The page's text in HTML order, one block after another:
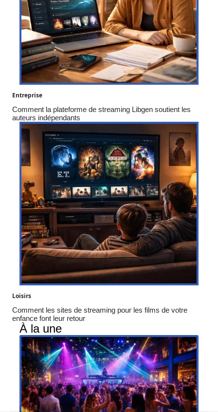
Entreprise
Comment la plateforme de streaming Libgen soutient les
auteurs indépendants
Loisirs
Comment les sites de streaming pour les films de votre
enfance font leur retour
À la une